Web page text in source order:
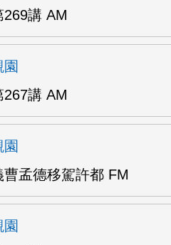
講 AM
講 AM
曹孟德移駕許都 FM